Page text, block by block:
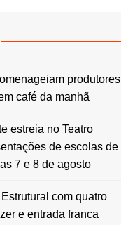
produtores
café da manhã
estreia no Teatro
de escolas de
7 e 8 de agosto
com quatro
e entrada franca